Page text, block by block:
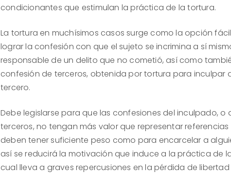
condicionantes que estimulan la práctica de la tortura.
La tortura en muchísimos casos surge como la opción
lograr la confesión con que el sujeto se incrimina a sí
responsable de un delito que no cometió, así como
confesión de terceros, obtenida por tortura para inculpar
tercero.
Debe legislarse para que las confesiones del inculpado, o
terceros, no tengan más valor que representar
deben tener suficiente peso como para encarcelar a
así se reducirá la motivación que induce a la práctica de
cual lleva a graves repercusiones en la pérdida de